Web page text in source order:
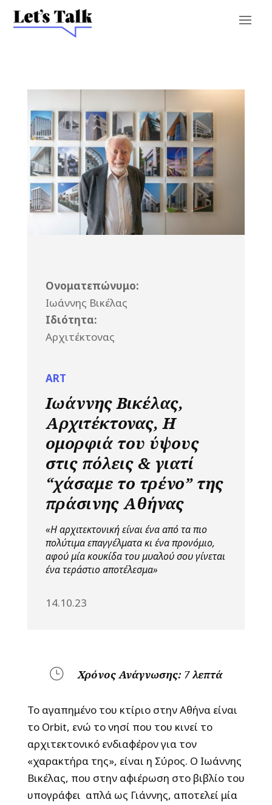
Ονοματεπώνυμο:
Ιωάννης Βικέλας
Ιδιότητα:
Αρχιτέκτονας
ART
Ιωάννης Βικέλας,
Αρχιτέκτονας, Η
ομορφιά του ύψους
στις πόλεις & γιατί
“χάσαμε το τρένο” της
πράσινης Αθήνας
«Η αρχιτεκτονική είναι ένα από τα πιο
πολύτιμα επαγγέλματα κι ένα προνόμιο,
αφού μία κουκίδα του μυαλού σου γίνεται
ένα τεράστιο αποτέλεσμα»
14.10.23
} Χρόνος Ανάγνωσης: 7λεπτά
Το αγαπημένο του κτίριο στην Αθήνα είναι
το Orbit, ενώ το νησί που του κινεί το
αρχιτεκτονικό ενδιαφέρον για τον
«χαρακτήρα της», είναι η Σύρος. Ο Ιωάννης
Βικέλας, που στην αφιέρωση στο βιβλίο του
υπογράφει απλά ως Γιάννης, αποτελεί μία